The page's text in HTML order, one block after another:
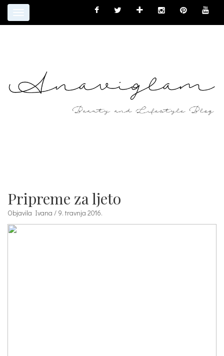
Toggle
Pripreme za ljeto
Objavila Ivana / 9. travnja 2016.